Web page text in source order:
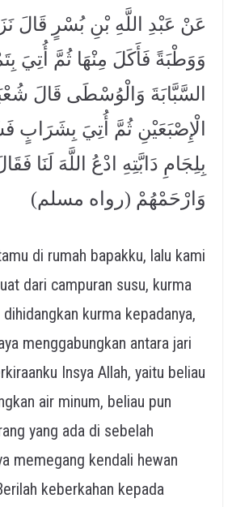
عَنْ عَبْدِ اللَّهِ بْنِ بُسْرٍ قَالَ
وَوَطْبَةً فَأَكَلَ مِنْهَا ثُمَّ أُتِيَ
السَّبَّابَةَ وَالْوُسْطَى قَالَ
الْإِصْبَعَيْنِ ثُمَّ أُتِيَ بِشَرَابٍ
بِلِجَامِ دَابَّتِهِ ادْعُ اللَّهَ لَنَا
وَارْحَمْهُمْ (رواه مسلم)
dari campuran susu, kurma
kurma kepadanya,
menggabungkan antara jari
Insya Allah, yaitu beliau
air minum, beliau pun
yang ada di sebelah
memegang kendali hewan
keberkahan kepada